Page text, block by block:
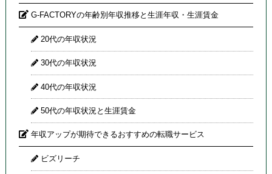
G-FACTORYの年齢別年収推移と生涯年収・生涯賃金
20代の年収状況
30代の年収状況
40代の年収状況
50代の年収状況と生涯賃金
年収アップが期待できるおすすめの転職サービス
ビズリーチ